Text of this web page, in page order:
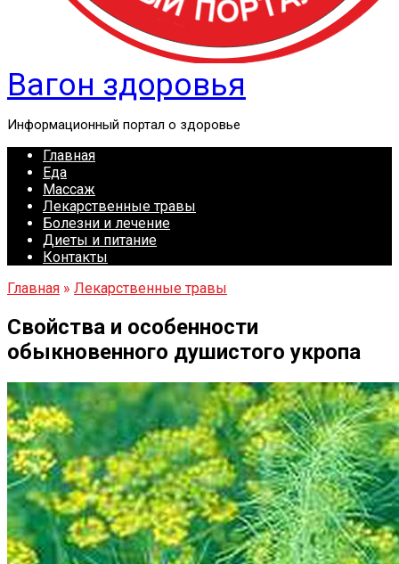
Вагон здоровья
Информационный портал о здоровье
Главная
Еда
Массаж
Лекарственные травы
Болезни и лечение
Диеты и питание
Контакты
Главная » Лекарственные травы
Свойства и особенности
обыкновенного душистого укропа